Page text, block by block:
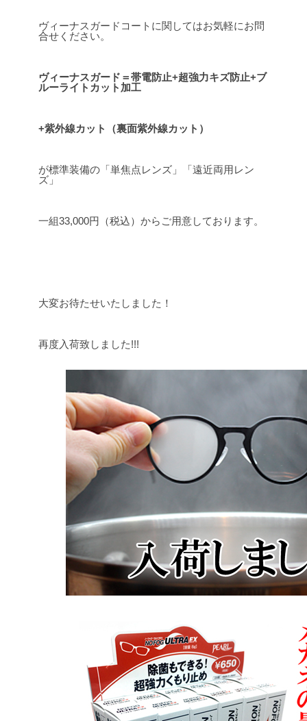
ヴィーナスガードコートに関してはお気軽にお問
合せください。
ヴィーナスガード＝帯電防止+超強力キズ防止+ブ
ルーライトカット加工
+紫外線カット（裏面紫外線カット）
が標準装備の「単焦点レンズ」「遠近両用レン
ズ」
一組33,000円（税込）からご用意しております。
大変お待たせいたしました！
再度入荷致しました!!!